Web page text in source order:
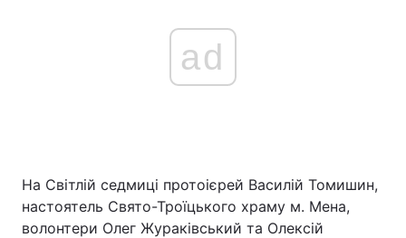
ad
На Світлій седмиці протоієрей Василій Томишин,
настоятель Свято-Троїцького храму м. Мена,
волонтери Олег Жураківський та Олексій